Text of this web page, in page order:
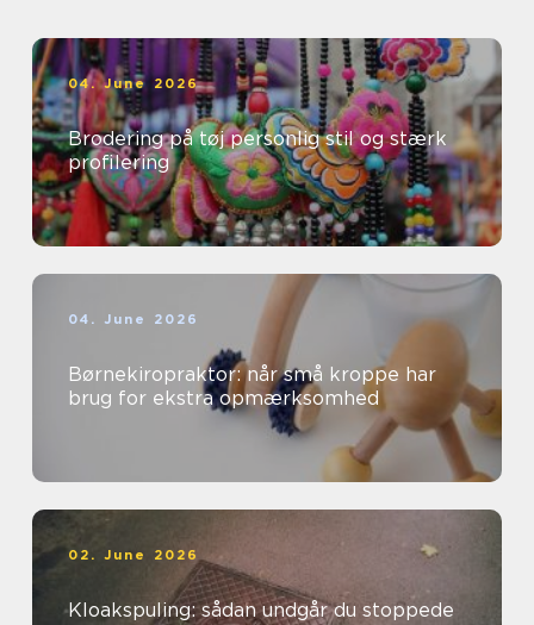
04. June 2026
Brodering på tøj personlig stil og stærk
profilering
04. June 2026
Børnekiropraktor: når små kroppe har
brug for ekstra opmærksomhed
02. June 2026
Kloakspuling: sådan undgår du stoppede